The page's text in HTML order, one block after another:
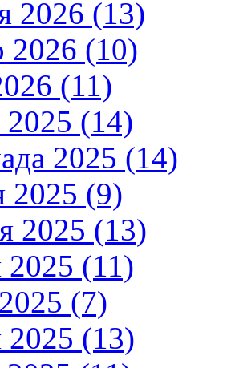
2026 (13)
2026 (10)
(11)
2025 (14)
2025 (14)
2025 (9)
2025 (13)
2025 (11)
(7)
2025 (13)